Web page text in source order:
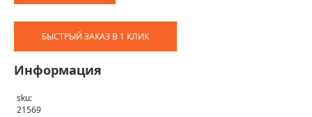
БЫСТРЫЙ ЗАКАЗ В 1 КЛИК
Информация
sku:
21569